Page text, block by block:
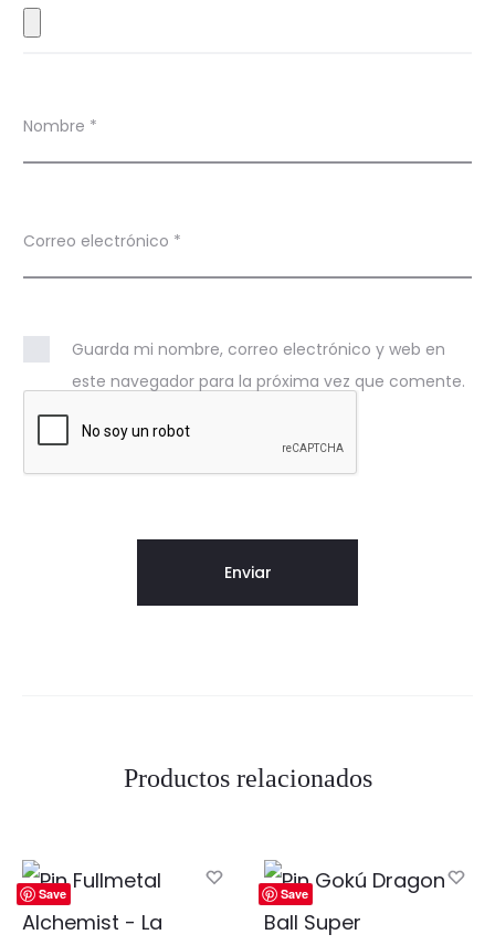
s
Nombre *
Correo electrónico *
Guarda mi nombre, correo electrónico y web en
este navegador para la próxima vez que comente.
Productos relacionados
Save Save